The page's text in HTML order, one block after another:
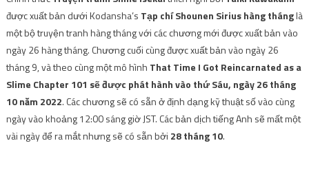
được xuất bản dưới Kodansha’s Tạp chí Shounen Sirius hàng thánglà
một bộ truyện tranh hàng tháng với các chương mới được xuất bản vào
ngày 26 hàng tháng. Chương cuối cùng được xuất bản vào ngày 26
tháng 9, và theo cùng một mô hình That Time I Got Reincarnated as a
Slime Chapter 101 sẽ được phát hành vào thứ Sáu, ngày 26 tháng
10 năm 2022. Các chương sẽ có sẵn ở định dạng kỹ thuật số vào cùng
ngày vào khoảng 12:00 sáng giờ JST. Các bản dịch tiếng Anh sẽ mất một
vài ngày để ra mắt nhưng sẽ có sẵn bởi 28 tháng 10.